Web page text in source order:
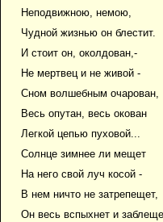
Неподвижною, немою,
Чудной жизнью он блестит.
И стоит он, околдован,-
Не мертвец и не живой -
Сном волшебным очарован,
Весь опутан, весь окован
Легкой цепью пуховой...
Солнце зимнее ли мещет
На него свой луч косой -
В нем ничто не затрепещет,
Он весь вспыхнет и